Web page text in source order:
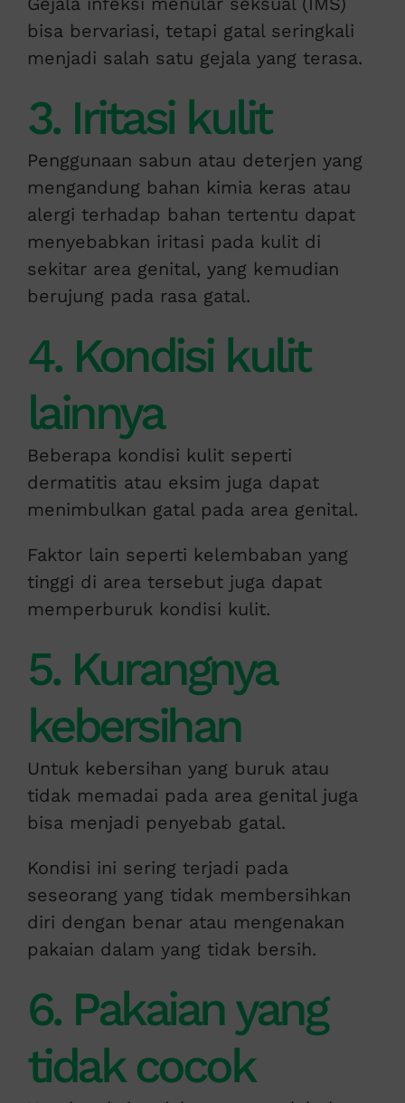
bisa bervariasi, tetapi gatal seringkali
menjadi salah satu gejala yang terasa.
3. Iritasi kulit
Penggunaan sabun atau deterjen yang
mengandung bahan kimia keras atau
alergi terhadap bahan tertentu dapat
menyebabkan iritasi pada kulit di
sekitar area genital, yang kemudian
berujung pada rasa gatal.
4. Kondisi kulit
lainnya
Beberapa kondisi kulit seperti
dermatitis atau eksim juga dapat
menimbulkan gatal pada area genital.
Faktor lain seperti kelembaban yang
tinggi di area tersebut juga dapat
memperburuk kondisi kulit.
5. Kurangnya
kebersihan
Untuk kebersihan yang buruk atau
tidak memadai pada area genital juga
bisa menjadi penyebab gatal.
Kondisi ini sering terjadi pada
seseorang yang tidak membersihkan
diri dengan benar atau mengenakan
pakaian dalam yang tidak bersih.
6. Pakaian yang
tidak cocok